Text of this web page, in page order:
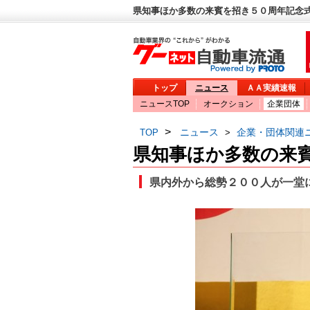
県知事ほか多数の来賓を招き５０周年記念
トップ ニュース
ＡＡ実績速報
ニュースTOP
オークション 企業団体
TOP > ニュース > 企業・団体関連
県知事ほか多数の来
県内外から総勢２００人が一堂